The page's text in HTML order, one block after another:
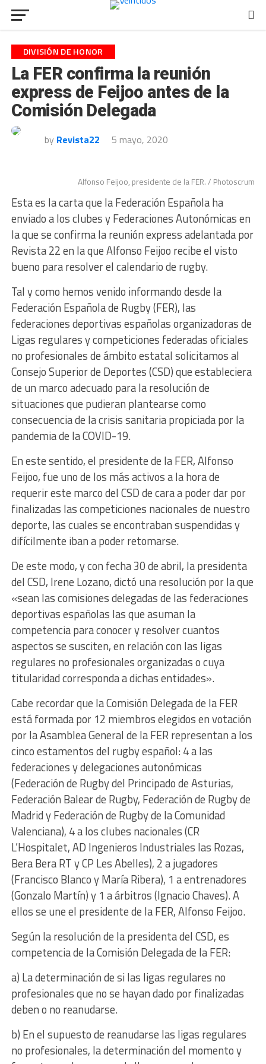
DIVISIÓN DE HONOR
La FER confirma la reunión
express de Feijoo antes de la
Comisión Delegada
by Revista22 5 mayo, 2020
Alfonso Feijoo, presidente de la FER. / Photoscrum
Esta es la carta que la Federación Española ha
enviado a los clubes y Federaciones Autonómicas en
la que se confirma la reunión express adelantada por
Revista 22 en la que Alfonso Feijoo recibe el visto
bueno para resolver el calendario de rugby.
Tal y como hemos venido informando desde la
Federación Española de Rugby (FER), las
federaciones deportivas españolas organizadoras de
Ligas regulares y competiciones federadas oficiales
no profesionales de ámbito estatal solicitamos al
Consejo Superior de Deportes (CSD) que estableciera
de un marco adecuado para la resolución de
situaciones que pudieran plantearse como
consecuencia de la crisis sanitaria propiciada por la
pandemia de la COVID-19.
En este sentido, el presidente de la FER, Alfonso
Feijoo, fue uno de los más activos a la hora de
requerir este marco del CSD de cara a poder dar por
finalizadas las competiciones nacionales de nuestro
deporte, las cuales se encontraban suspendidas y
difícilmente iban a poder retomarse.
De este modo, y con fecha 30 de abril, la presidenta
del CSD, Irene Lozano, dictó una resolución por la que
«sean las comisiones delegadas de las federaciones
deportivas españolas las que asuman la
competencia para conocer y resolver cuantos
aspectos se susciten, en relación con las ligas
regulares no profesionales organizadas o cuya
titularidad corresponda a dichas entidades».
Cabe recordar que la Comisión Delegada de la FER
está formada por 12 miembros elegidos en votación
por la Asamblea General de la FER representan a los
cinco estamentos del rugby español: 4 a las
federaciones y delegaciones autonómicas
(Federación de Rugby del Principado de Asturias,
Federación Balear de Rugby, Federación de Rugby de
Madrid y Federación de Rugby de la Comunidad
Valenciana), 4 a los clubes nacionales (CR
L’Hospitalet, AD Ingenieros Industriales las Rozas,
Bera Bera RT y CP Les Abelles), 2 a jugadores
(Francisco Blanco y María Ribera), 1 a entrenadores
(Gonzalo Martín) y 1 a árbitros (Ignacio Chaves). A
ellos se une el presidente de la FER, Alfonso Feijoo.
Según la resolución de la presidenta del CSD, es
competencia de la Comisión Delegada de la FER:
a) La determinación de si las ligas regulares no
profesionales que no se hayan dado por finalizadas
deben o no reanudarse.
b) En el supuesto de reanudarse las ligas regulares
no profesionales, la determinación del momento y